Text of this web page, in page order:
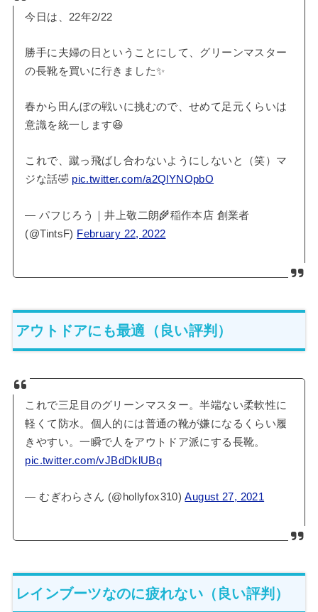
今日は、22年2/22
勝手に夫婦の日ということにして、グリーンマスター
の長靴を買いに行きました✨
春から田んぼの戦いに挑むので、せめて足元くらいは
意識を統一します😆
これで、蹴っ飛ばし合わないようにしないと（笑）マ
ジな話🤣 pic.twitter.com/a2QlYNOpbO
— パフじろう｜井上敬二朗🌾稲作本店 創業者
(@TintsF) February 22, 2022
アウトドアにも最適（良い評判）
これで三足目のグリーンマスター。半端ない柔軟性に
軽くて防水。個人的には普通の靴が嫌になるくらい履
きやすい。一瞬で人をアウトドア派にする長靴。
pic.twitter.com/vJBdDklUBq
— むぎわらさん (@hollyfox310)August 27, 2021
レインブーツなのに疲れない（良い評判）